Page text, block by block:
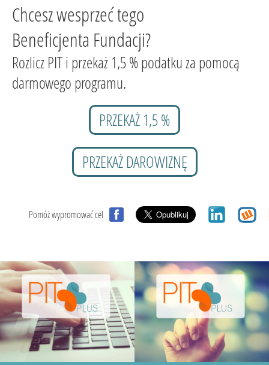
Chcesz wesprzeć tego
Beneficjenta Fundacji?
Rozlicz PIT i przekaż 1,5 % podatku za pomocą
darmowego programu.
PRZEKAŻ 1,5 %
PRZEKAŻ DAROWIZNĘ
Pomóż wypromować cel